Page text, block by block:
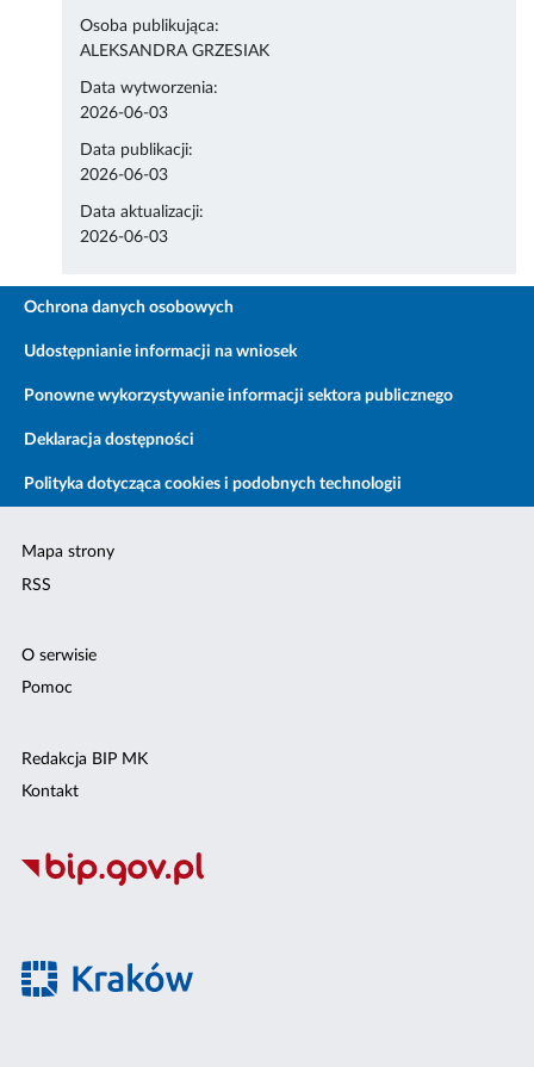
Osoba publikująca:
ALEKSANDRA GRZESIAK
Data wytworzenia:
2026-06-03
Data publikacji:
2026-06-03
Data aktualizacji:
2026-06-03
Ochrona danych osobowych
Udostępnianie informacji na wniosek
Ponowne wykorzystywanie informacji sektora publicznego
Deklaracja dostępności
Polityka dotycząca cookies i podobnych technologii
Mapa strony
RSS
O serwisie
Pomoc
Redakcja BIP MK
Kontakt